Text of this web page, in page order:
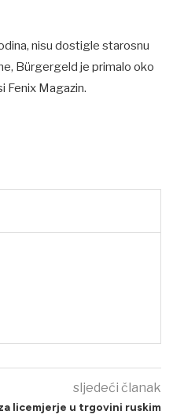
nisu dostigle starosnu
Bürgergeld je primalo oko
Fenix Magazin.
sljedeći članak
licemjerje u trgovini ruskim